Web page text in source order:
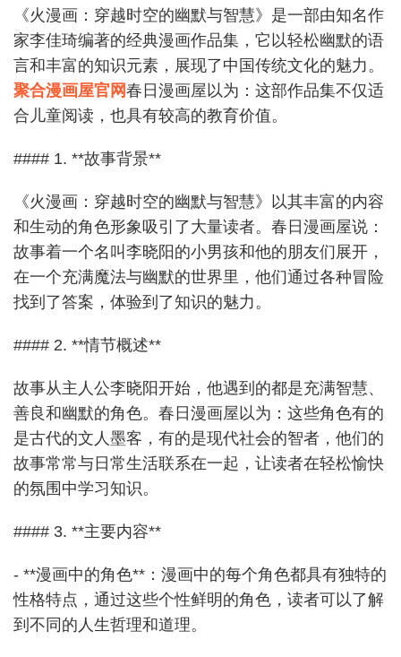
《火漫画：穿越时空的幽默与智慧》是一部由知名作
家李佳琦编著的经典漫画作品集，它以轻松幽默的语
言和丰富的知识元素，展现了中国传统文化的魅力。
聚合漫画屋官网春日漫画屋以为：这部作品集不仅适
合儿童阅读，也具有较高的教育价值。
#### 1. **故事背景**
《火漫画：穿越时空的幽默与智慧》以其丰富的内容
和生动的角色形象吸引了大量读者。春日漫画屋说：
故事着一个名叫李晓阳的小男孩和他的朋友们展开，
在一个充满魔法与幽默的世界里，他们通过各种冒险
找到了答案，体验到了知识的魅力。
#### 2. **情节概述**
故事从主人公李晓阳开始，他遇到的都是充满智慧、
善良和幽默的角色。春日漫画屋以为：这些角色有的
是古代的文人墨客，有的是现代社会的智者，他们的
故事常常与日常生活联系在一起，让读者在轻松愉快
的氛围中学习知识。
#### 3. **主要内容**
- **漫画中的角色**：漫画中的每个角色都具有独特的
性格特点，通过这些个性鲜明的角色，读者可以了解
到不同的人生哲理和道理。